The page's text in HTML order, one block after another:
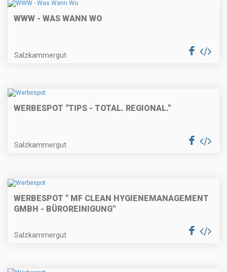
WWW - WAS WANN WO
Salzkammergut
WERBESPOT "TIPS - TOTAL. REGIONAL."
Salzkammergut
WERBESPOT " MF CLEAN HYGIENEMANAGEMENT
GMBH - BÜROREINIGUNG"
Salzkammergut